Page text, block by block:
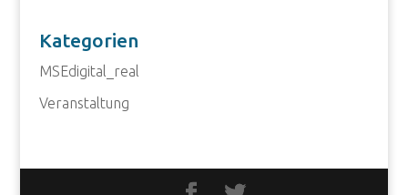
Kategorien
MSEdigital_real
Veranstaltung